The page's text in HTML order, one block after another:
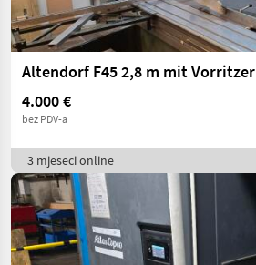
Altendorf F45 2,8 m mit Vorritzer
4.000 €
bez PDV-a
3 mjeseci online